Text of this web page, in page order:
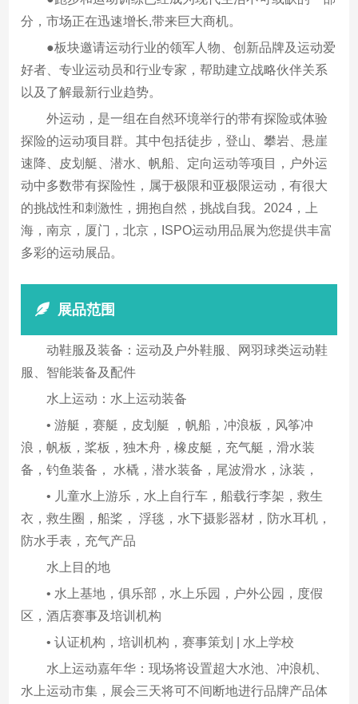
分，市场正在迅速增长,带来巨大商机。
●板块邀请运动行业的领军人物、创新品牌及运动爱
好者、专业运动员和行业专家，帮助建立战略伙伴关系
以及了解最新行业趋势。
外运动，是一组在自然环境举行的带有探险或体验
探险的运动项目群。其中包括徒步，登山、攀岩、悬崖
速降、皮划艇、潜水、帆船、定向运动等项目，户外运
动中多数带有探险性，属于极限和亚极限运动，有很大
的挑战性和刺激性，拥抱自然，挑战自我。2024，上
海，南京，厦门，北京，ISPO运动用品展为您提供丰富
多彩的运动展品。
展品范围
动鞋服及装备：运动及户外鞋服、网羽球类运动鞋
服、智能装备及配件
水上运动：水上运动装备
• 游艇，赛艇，皮划艇 ，帆船，冲浪板，风筝冲
浪，帆板，桨板，独木舟，橡皮艇，充气艇，滑水装
备，钓鱼装备， 水橇，潜水装备，尾波滑水，泳装，
• 儿童水上游乐，水上自行车，船载行李架，救生
衣，救生圈，船桨， 浮毯，水下摄影器材，防水耳机，
防水手表，充气产品
水上目的地
• 水上基地，俱乐部，水上乐园，户外公园，度假
区，酒店赛事及培训机构
• 认证机构，培训机构，赛事策划 | 水上学校
水上运动嘉年华：现场将设置超大水池、冲浪机、
水上运动市集，展会三天将可不间断地进行品牌产品体